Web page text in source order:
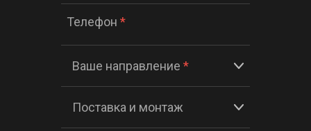
Телефон *
Ваше направление *
Поставка и монтаж